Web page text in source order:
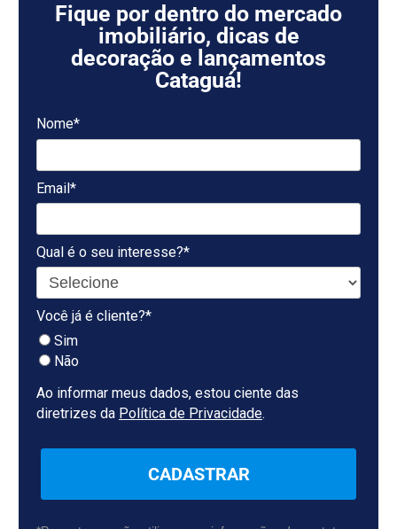
Fique por dentro do mercado
imobiliário, dicas de
decoração e lançamentos
Cataguá!
Nome*
Email*
Qual é o seu interesse?*
Você já é cliente?*
Sim
Não
Ao informar meus dados, estou ciente das
diretrizes da Política de Privacidade.
CADASTRAR